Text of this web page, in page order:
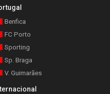
Benfica
FC Porto
Sporting
Sp. Braga
V. Guimarães